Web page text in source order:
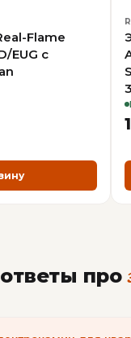
Flame
EUG с
про